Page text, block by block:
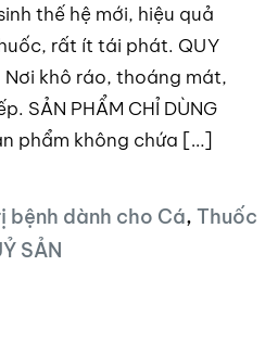
thế hệ mới, hiệu quả
rất ít tái phát. QUY
Nơi khô ráo, thoáng mát,
SẢN PHẨM CHỈ DÙNG
phẩm không chứa […]
bệnh dành cho Cá, Thuốc
SẢN